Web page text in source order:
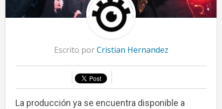
Escrito porCristian Hernandez
La producción ya se encuentra disponible a